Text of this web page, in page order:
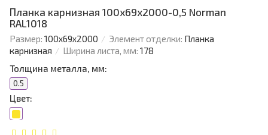
Планка карнизная 100х69х2000-0,5 Norman
RAL1018
Размер: 100х69х2000 Элемент отделки: Планка
карнизная
Ширина листа, мм: 178
Толщина металла, мм:
0.5
Цвет: